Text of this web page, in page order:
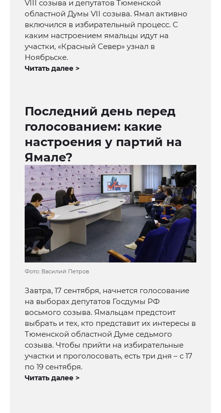
VIII созыва и депутатов Тюменской
областной Думы VII созыва. Ямал активно
включился в избирательный процесс. С
каким настроением ямальцы идут на
участки, «Красный Север» узнал в
Ноябрьске.
Читать далее >
Последний день перед
голосованием: какие
настроения у партий на
Ямале?
Фото: Василий Петров
Завтра, 17 сентября, начнется голосование
на выборах депутатов Госдумы РФ
восьмого созыва. Ямальцам предстоит
выбрать и тех, кто представит их интересы в
Тюменской областной Думе седьмого
созыва. Чтобы прийти на избирательные
участки и проголосовать, есть три дня – с 17
по 19 сентября.
Читать далее >